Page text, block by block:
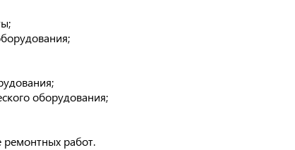
оборудования;
ремонтных работ.